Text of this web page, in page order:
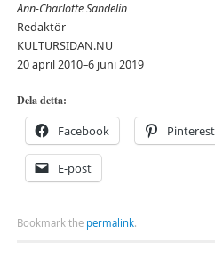
Ann-Charlotte Sandelin
Redaktör
KULTURSIDAN.NU
20 april 2010–6 juni 2019
Dela detta:
Facebook Pinterest
E-post
Bookmark the permalink.